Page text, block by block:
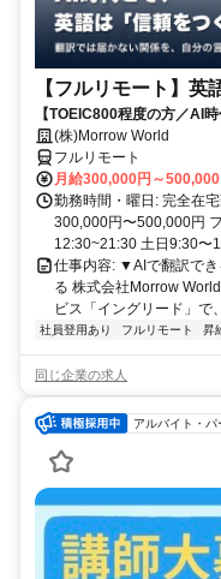
【フルリモート】英
【TOEIC800程度の方／AI
い。受講生の学習習慣と“
(株)Morrow World
フルリモート
月給300,000円～500,000
勤務時間・曜日: 完全在
300,000円〜500,000円
12:30~21:30 土日9:30〜
仕事内容: ▼AIで翻訳でき
る 株式会社Morrow
ビス「イングリード」で
社員登用あり フルリモート 昇
同じ企業の求人
アルバイト・パ